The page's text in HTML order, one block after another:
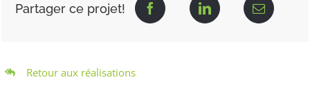
Partager ce projet!
Retour aux réalisations